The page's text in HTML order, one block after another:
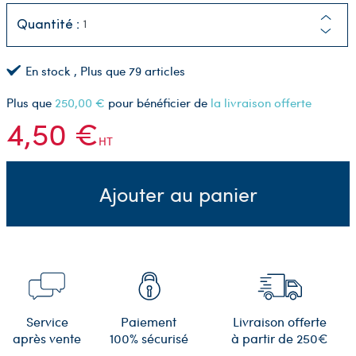
Quantité :
En stock , Plus que 79 articles
Plus que 250,00 € pour bénéficier de la livraison offerte
4,50 €HT
Ajouter au panier
Service
après vente
Paiement
100% sécurisé
Livraison offerte
à partir de 250€